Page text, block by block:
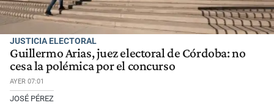
JUSTICIA ELECTORAL
Guillermo Arias, juez electoral de Córdoba: no
cesa la polémica por el concurso
AYER 07:01
JOSÉ PÉREZ